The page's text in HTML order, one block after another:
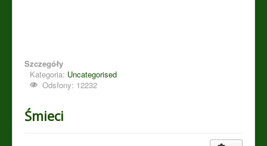
Szczegóły
Kategoria: Uncategorised
Odsłony: 12232
Śmieci